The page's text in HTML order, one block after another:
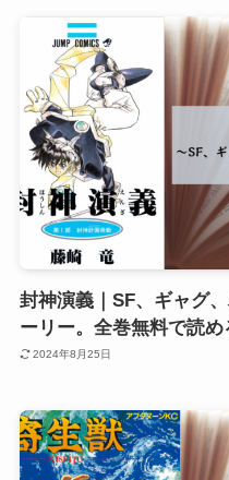
封神演義｜SF、ギャグ
ーリー。全巻無料で読め
2024年8月25日